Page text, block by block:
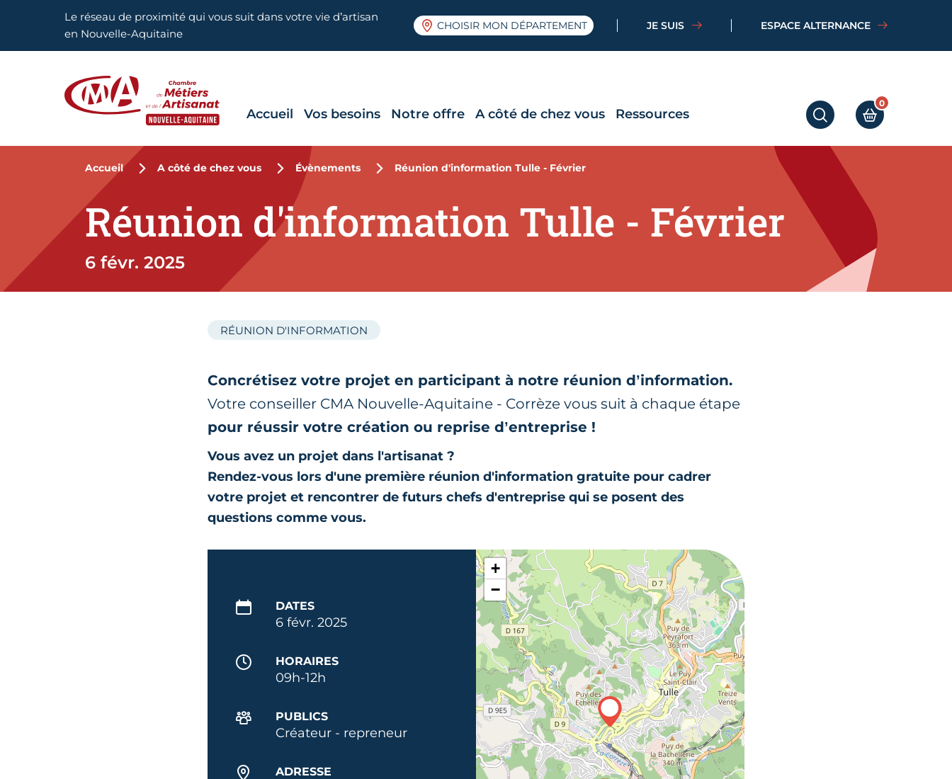
Aller en haut de pageLe réseau de proximité qui vous suit dans votre vie d’artisan
en Nouvelle-Aquitaine
CHOISIR MON DÉPARTEMENT JE SUIS ESPACE ALTERNANCE
RECHERCHERMON PANIER
0
Accueil Vos besoins Notre offre A côté de chez vous Ressources
Accueil A côté de chez vous Évènements Réunion d'information Tulle - Février
Réunion d'information Tulle - Février
6 févr. 2025
RÉUNION D'INFORMATION
Concrétisez votre projet en participant à notre réunion d’information.
Votre conseiller CMA Nouvelle-Aquitaine - Corrèze vous suit à chaque étape
pour réussir votre création ou reprise d’entreprise !
Vous avez un projet dans l'artisanat ?
Rendez-vous lors d'une première réunion d'information gratuite pour cadrer
votre projet et rencontrer de futurs chefs d'entreprise qui se posent des
questions comme vous.
DATES
6 févr. 2025
HORAIRES
09h-12h
PUBLICS
Créateur - repreneur
ADRESSE
+
−